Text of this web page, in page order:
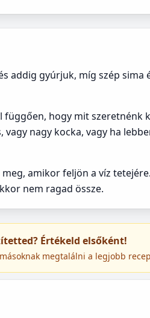
addig gyúrjuk, míg szép sima
hogy mit szeretnénk
nagy kocka, vagy ha
amikor feljön a víz
nem ragad össze.
Értékeld elsőként!
megtalálni a legjobb